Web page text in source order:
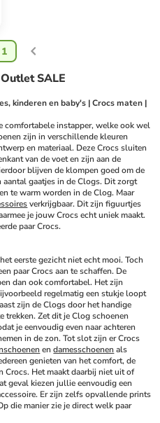
1
SALE
kinderen en baby's | Crocs maten |
comfortabele instapper, welke ook wel
zijn in verschillende kleuren
en materiaal. Deze Crocs sluiten
van de voet en zijn aan de
blijven de klompen goed om de
aantal gaatjes in de Clogs. Dit zorgt
te warm worden in de Clog. Maar
verkrijgbaar. Dit zijn figuurtjes
je jouw Crocs echt uniek maakt.
paar Crocs.
eerste gezicht niet echt mooi. Toch
paar Crocs aan te schaffen. De
dan ook comfortabel. Het zijn
regelmatig een stukje loopt
zijn de Clogs door het handige
trekken. Zet dit je Clog schoenen
je eenvoudig even naar achteren
in de zon. Tot slot zijn er Crocs
en damesschoenen
genieten van het comfort, de
Crocs. Het maakt daarbij niet uit of
geval kiezen jullie eenvoudig een
Er zijn zelfs opvallende prints
die manier zie je direct welk paar